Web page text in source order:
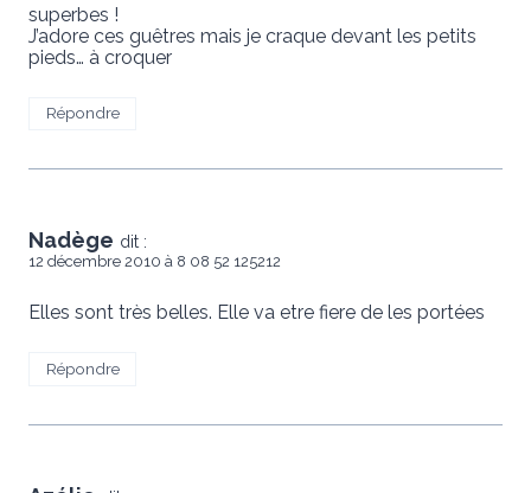
superbes !
J’adore ces guêtres mais je craque devant les petits
pieds… à croquer
Répondre
Nadège dit :
12 décembre 2010 à 8 08 52 125212
Elles sont très belles. Elle va etre fiere de les portées
Répondre